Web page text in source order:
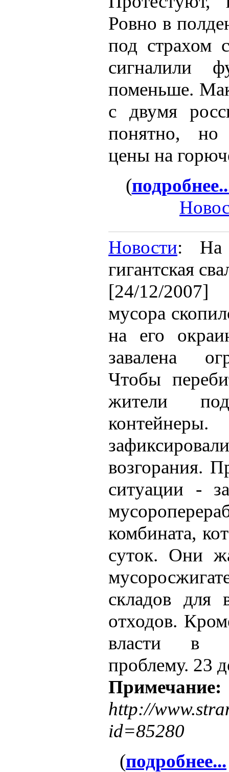
Ровно в
под страхом
сигналили
поменьше.
с двумя
понятно, но
цены на
(
Новости: На
гигантская
[24/12/2007]
мусора
на его
завалена
Чтобы
жители
возгорания.
ситуации -
комбината,
суток. Они
складов для
отходов.
власти в
проблему. 23
Примечание:
http://
id=85280
(подробнее...